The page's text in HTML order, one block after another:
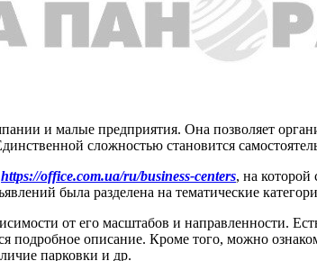
и малые предприятия. Она позволяет
сложностью становится
https://office.com.ua/ru/business-centers, на
была разделена на тематические
от его масштабов и направленности.
подробное описание. Кроме того, можно
парковки и др.